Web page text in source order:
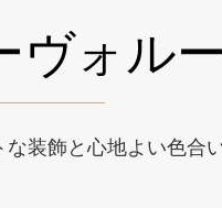
ヴォル
装飾と心地よい色合